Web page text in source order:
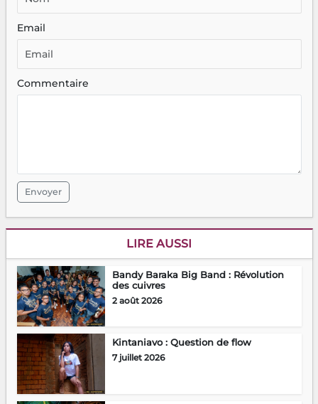
Email
Commentaire
Envoyer
LIRE AUSSI
Bandy Baraka Big Band : Révolution
des cuivres
2 août 2026
Kintaniavo : Question de flow
7 juillet 2026